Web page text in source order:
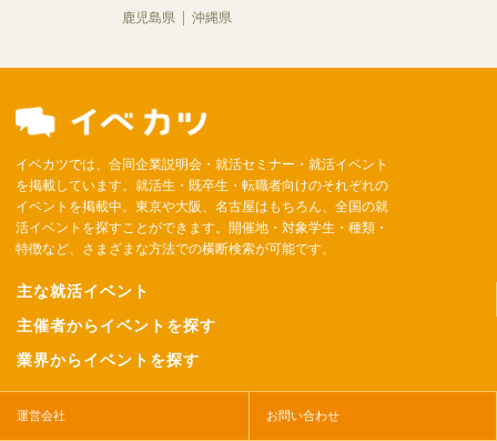
鹿児島県
沖縄県
イベカツでは、合同企業説明会・就活セミナー・就活イベント
を掲載しています。就活生・既卒生・転職者向けのそれぞれの
イベントを掲載中。東京や大阪、名古屋はもちろん、全国の就
活イベントを探すことができます。開催地・対象学生・種類・
特徴など、さまざまな方法での横断検索が可能です。
主な就活イベント
主催者からイベントを探す
業界からイベントを探す
運営会社 お問い合わせ